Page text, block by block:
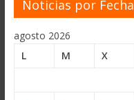
Noticias por Fecha
agosto 2026
L
M X